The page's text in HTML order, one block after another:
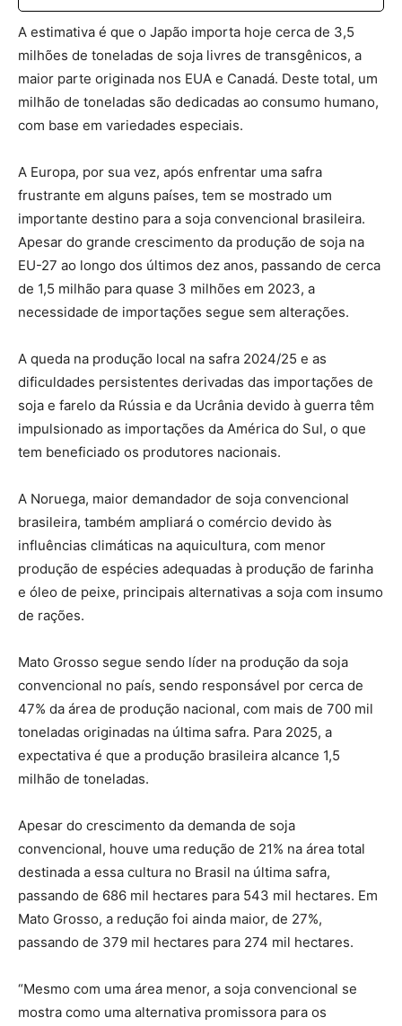
A estimativa é que o Japão importa hoje cerca de 3,5
milhões de toneladas de soja livres de transgênicos, a
maior parte originada nos EUA e Canadá. Deste total, um
milhão de toneladas são dedicadas ao consumo humano,
com base em variedades especiais.
A Europa, por sua vez, após enfrentar uma safra
frustrante em alguns países, tem se mostrado um
importante destino para a soja convencional brasileira.
Apesar do grande crescimento da produção de soja na
EU-27 ao longo dos últimos dez anos, passando de cerca
de 1,5 milhão para quase 3 milhões em 2023, a
necessidade de importações segue sem alterações.
A queda na produção local na safra 2024/25 e as
dificuldades persistentes derivadas das importações de
soja e farelo da Rússia e da Ucrânia devido à guerra têm
impulsionado as importações da América do Sul, o que
tem beneficiado os produtores nacionais.
A Noruega, maior demandador de soja convencional
brasileira, também ampliará o comércio devido às
influências climáticas na aquicultura, com menor
produção de espécies adequadas à produção de farinha
e óleo de peixe, principais alternativas a soja com insumo
de rações.
Mato Grosso segue sendo líder na produção da soja
convencional no país, sendo responsável por cerca de
47% da área de produção nacional, com mais de 700 mil
toneladas originadas na última safra. Para 2025, a
expectativa é que a produção brasileira alcance 1,5
milhão de toneladas.
Apesar do crescimento da demanda de soja
convencional, houve uma redução de 21% na área total
destinada a essa cultura no Brasil na última safra,
passando de 686 mil hectares para 543 mil hectares. Em
Mato Grosso, a redução foi ainda maior, de 27%,
passando de 379 mil hectares para 274 mil hectares.
“Mesmo com uma área menor, a soja convencional se
mostra como uma alternativa promissora para os